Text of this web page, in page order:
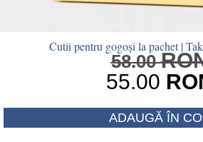
Cutii pentru gogoși la pachet |
58.00
55.00
ADAUGĂ ÎN